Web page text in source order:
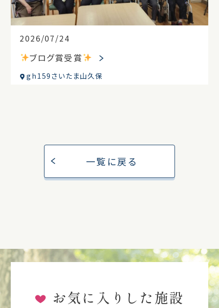
2026/07/24
ブログ賞受賞
gh159さいたま山久保
一覧に戻る
お気に入りした施設